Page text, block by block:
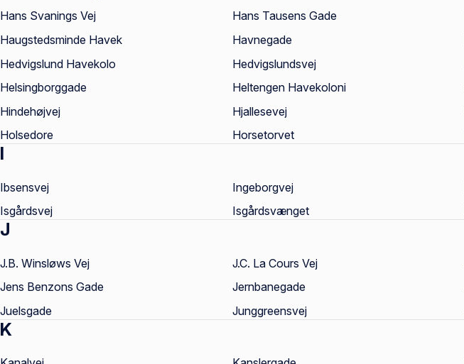
Hans Svanings Vej
Hans Tausens Gade
Haugstedsminde Havek
Havnegade
Hedvigslund Havekolo
Hedvigslundsvej
Helsingborggade
Heltengen Havekoloni
Hindehøjvej
Hjallesevej
Holsedore
Horsetorvet
I
Ibsensvej Ingeborgvej
Isgårdsvej
Isgårdsvænget
J
J.B. Winsløws Vej J.C. La Cours Vej
Jens Benzons Gade
Jernbanegade
Juelsgade
Junggreensvej
K